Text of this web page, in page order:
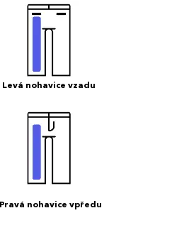
Levá nohavice vzadu
Pravá nohavice vpředu